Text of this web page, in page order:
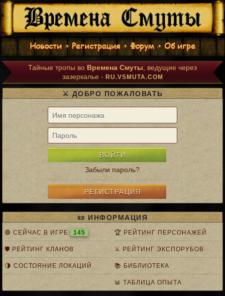
Новости Регистрация Форум Об игре
Тайные тропы во Времена Смуты, ведущие через
зазеркалье - RU.VSMUTA.COM
⚔️ ДОБРО ПОЖАЛОВАТЬ
ВОЙТИ
Забыли пароль?
РЕГИСТРАЦИЯ
📜 ИНФОРМАЦИЯ
🟢 СЕЙЧАС В ИГРЕ 145 🏆 РЕЙТИНГ ПЕРСОНАЖЕЙ
🛡️ РЕЙТИНГ КЛАНОВ ⚔️ РЕЙТИНГ ЭКСПОРУБОВ
🌗 СОСТОЯНИЕ ЛОКАЦИЙ 📚 БИБЛИОТЕКА
📊 ТАБЛИЦА ОПЫТА